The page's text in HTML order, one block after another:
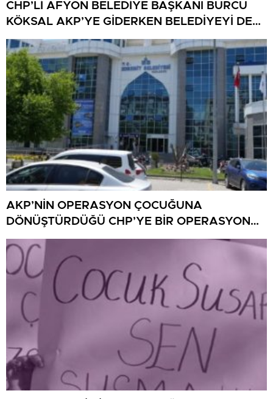
CHP’Lİ AFYON BELEDİYE BAŞKANI BURCU
KÖKSAL AKP’YE GİDERKEN BELEDİYEYİ DE
GÖTÜRÜYOR!
AKP’NİN OPERASYON ÇOCUĞUNA
DÖNÜŞTÜRDÜĞÜ CHP’YE BİR OPERASYON
DAHA!